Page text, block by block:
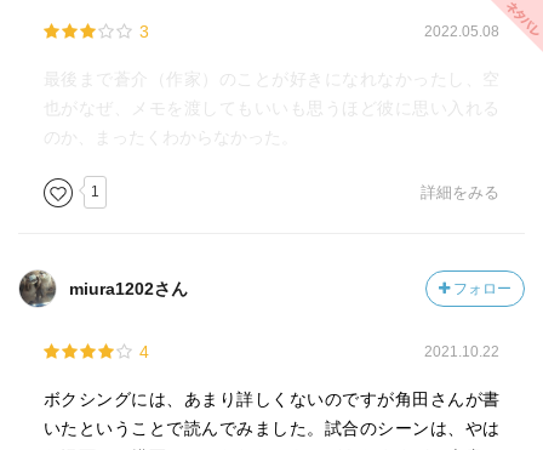
す。もう少し「枝を刈り込んだら」(例えば坂本や安城は背
景レベルで、作家の蒼介は居なくても良かった)、物語とし
グは心地良く。
3 2022.05.08
最後まで蒼介（作家）のことが好きになれなかったし、空
也がなぜ、メモを渡してもいいも思うほど彼に思い入れる
のか、まったくわからなかった。
1 詳細をみる
miura1202さん フォロー
4 2021.10.22
ボクシングには、あまり詳しくないのですが角田さんが書
いたということで読んでみました。試合のシーンは、やは